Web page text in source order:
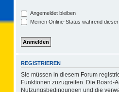
Angemeldet bleiben
Meinen Online-Status während
REGISTRIEREN
Sie müssen in diesem Forum
Funktionen zuzugreifen. Die Board-
Nutzungsbedingungen und die